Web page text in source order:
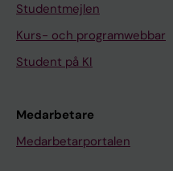
Studentmejlen
Kurs- och programwebbar
Student på KI
Medarbetare
Medarbetarportalen